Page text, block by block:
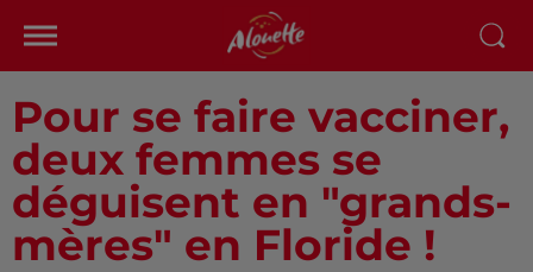
Pour se faire vacciner,
deux femmes se
déguisent en "grands-
mères" en Floride !